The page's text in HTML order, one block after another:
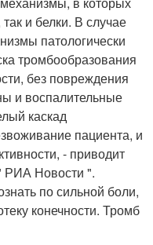
и белки. В случае
патологически
тромбообразования
без повреждения
и воспалительные
каскад
пациента, и
- приводит
РИА Новости ".
по сильной боли,
конечности. Тромб